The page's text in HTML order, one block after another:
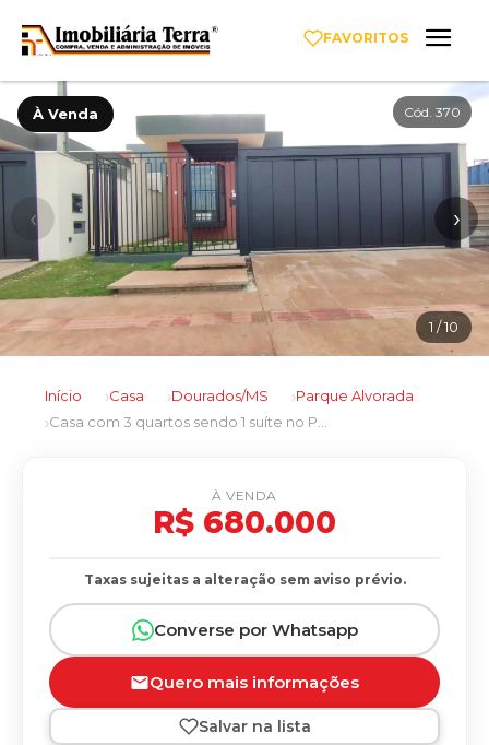
FAVORITOS
À Venda Cód. 370
‹ ›
1 / 10
Início Casa Dourados/MS
Parque Alvorada
À VENDA
R$ 680.000
Taxas sujeitas a alteração sem aviso prévio.
Converse por Whatsapp
Quero mais informações
Salvar na lista